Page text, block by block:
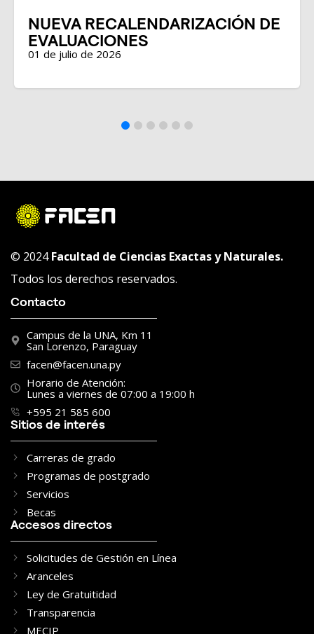
NUEVA RECALENDARIZACIÓN DE
EVALUACIONES
01 de julio de 2026
© 2024Facultad de Ciencias Exactas y Naturales.
Todos los derechos reservados.
Contacto
Campus de la UNA, Km 11
San Lorenzo, Paraguay
facen@facen.una.py
Horario de Atención:
Lunes a viernes de 07:00 a 19:00 h
+595 21 585 600
Sitios de interés
Carreras de grado
Programas de postgrado
Servicios
Becas
Accesos directos
Solicitudes de Gestión en Línea
Aranceles
Ley de Gratuitidad
Transparencia
MECIP